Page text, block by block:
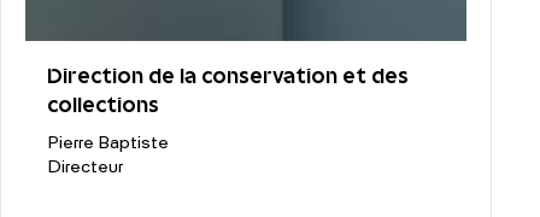
Direction de la conservation et des
collections
Pierre Baptiste
Directeur